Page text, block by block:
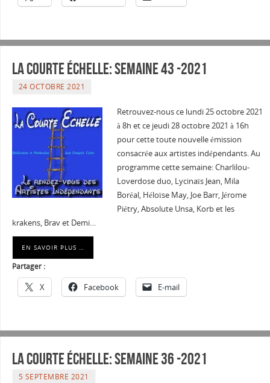
La courte échelle: semaine 43 -2021
24 OCTOBRE 2021
Retrouvez-nous ce lundi 25 octobre 2021
à 8h et ce jeudi 28 octobre 2021 à 16h
pour cette toute nouvelle émission
consacrée aux artistes indépendants. Au
programme cette semaine: Charlilou-
Loverdose duo, Lycinaïs Jean, Mila
Boréal, Héloïse May, Joe Barr, Jérome
Piétry, Absolute Unsa, Korb et les
krakens, Brav et Demi…
EN SAVOIR PLUS …
Partager :
X Facebook E-mail
La courte échelle: semaine 36 -2021
5 SEPTEMBRE 2021